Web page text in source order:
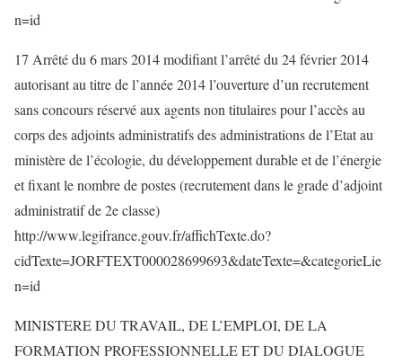
n=id
17 Arrêté du 6 mars 2014 modifiant l’arrêté du 24 février 2014
autorisant au titre de l’année 2014 l’ouverture d’un recrutement
sans concours réservé aux agents non titulaires pour l’accès au
corps des adjoints administratifs des administrations de l’Etat au
ministère de l’écologie, du développement durable et de l’énergie
et fixant le nombre de postes (recrutement dans le grade d’adjoint
administratif de 2e classe)
http://www.legifrance.gouv.fr/affichTexte.do?
cidTexte=JORFTEXT000028699693&dateTexte=&categorieLie
n=id
MINISTERE DU TRAVAIL, DE L’EMPLOI, DE LA
FORMATION PROFESSIONNELLE ET DU DIALOGUE